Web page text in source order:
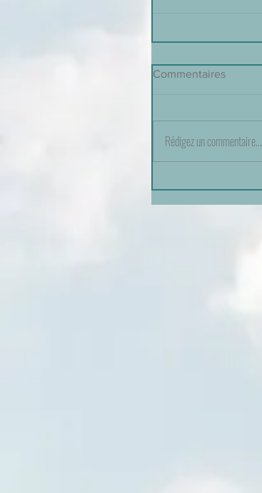
Commentaires
Rédigez un commentaire...